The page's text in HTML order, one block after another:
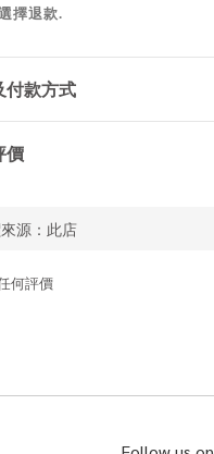
擇退款.
付款方式
價
何評價